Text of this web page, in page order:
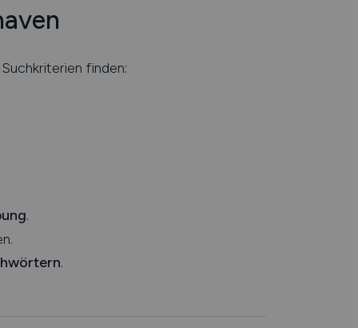
finden:
.
.